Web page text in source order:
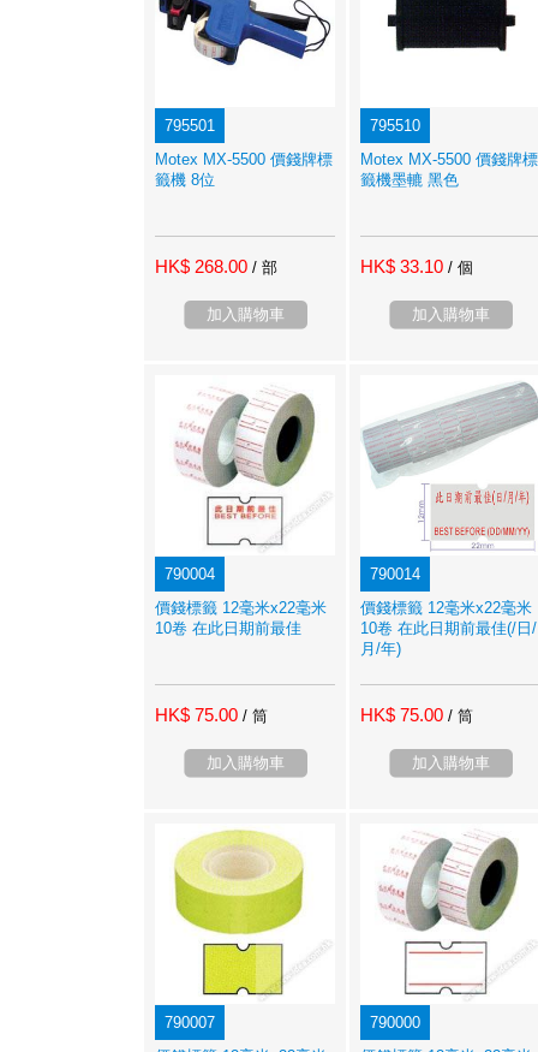
795501
Motex MX-5500 價錢牌標
籤機 8位
HK$ 268.00 / 部
加入購物車
795510
Motex MX-5500 價錢牌標
籤機墨轆 黑色
HK$ 33.10 / 個
加入購物車
790004
價錢標籤 12毫米x22毫米
10卷 在此日期前最佳
HK$ 75.00 / 筒
加入購物車
790014
價錢標籤 12毫米x22毫米
10卷 在此日期前最佳(/日/
月/年)
HK$ 75.00 / 筒
加入購物車
790007
790000